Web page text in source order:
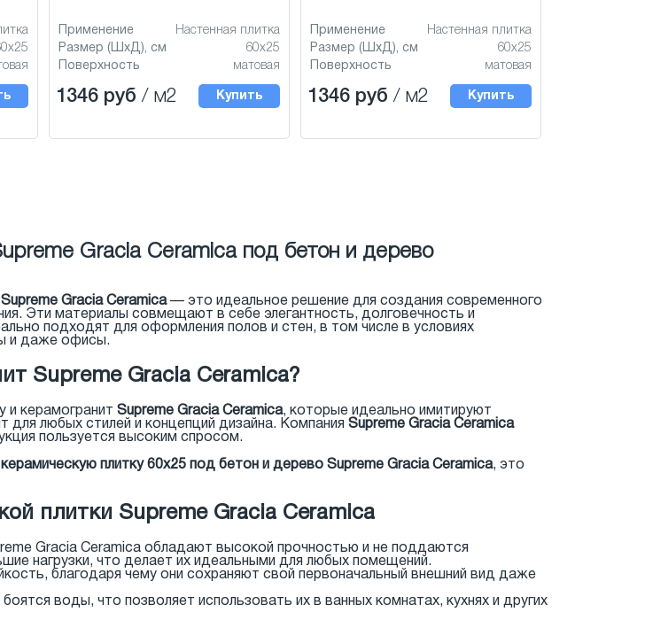
Применение
Настенная плитка
Размер (ШхД), см
60x25
Поверхность
матовая
1346 руб / м2 Купить
Применение
Настенная плитка
Размер (ШхД), см
60x25
Поверхность
матовая
1346 руб / м2 Купить
Gracia Ceramica под бетон и дерево
Supreme Gracia Ceramica— это идеальное решение для создания современного
Эти материалы совмещают в себе элегантность, долговечность и
подходят для оформления полов и стен, в том числе в условиях
и даже офисы.
Supreme Gracia Ceramica?
и керамогранит Supreme Gracia Ceramica, которые идеально имитируют
любых стилей и концепций дизайна. Компания Supreme Gracia Ceramica
пользуется высоким спросом.
керамическую плитку 60x25 под бетон и дерево Supreme Gracia Ceramica, это
плитки Supreme Gracia Ceramica
Gracia Ceramica обладают высокой прочностью и не поддаются
нагрузки, что делает их идеальными для любых помещений.
благодаря чему они сохраняют свой первоначальный внешний вид даже
воды, что позволяет использовать их в ванных комнатах, кухнях и других